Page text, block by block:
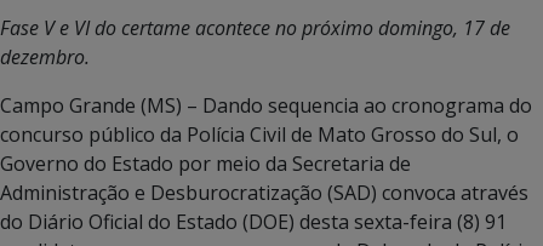
Fase V e VI do certame acontece no próximo domingo, 17 de
dezembro.
Campo Grande (MS) – Dando sequencia ao cronograma do
concurso público da Polícia Civil de Mato Grosso do Sul, o
Governo do Estado por meio da Secretaria de
Administração e Desburocratização (SAD) convoca através
do Diário Oficial do Estado (DOE) desta sexta-feira (8) 91